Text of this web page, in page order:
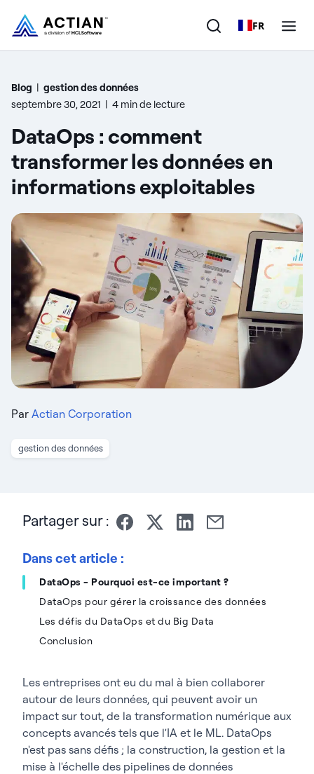
FR
Produits
Clients
Entreprise
Ressources
Blog | gestion des données
septembre 30, 2021 | 4 min de lecture
DataOps : comment
transformer les données en
informations exploitables
Par Actian Corporation
gestion des données
Partager sur :
Dans cet article :
DataOps - Pourquoi est-ce important ?
DataOps pour gérer la croissance des données
Les défis du DataOps et du Big Data
Conclusion
Les entreprises ont eu du mal à bien collaborer
autour de leurs données, qui peuvent avoir un
impact sur tout, de la transformation numérique aux
concepts avancés tels que l'IA et le ML. DataOps
n'est pas sans défis ; la construction, la gestion et la
mise à l'échelle des pipelines de données